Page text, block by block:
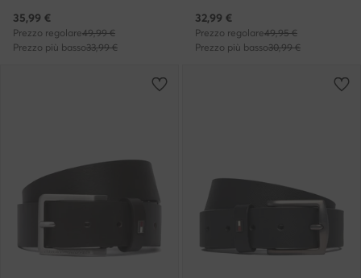
Prezzo attuale
35,99 €
Prezzo regolare49,99 €
Prezzo più basso33,99 €
Prezzo attuale
32,99 €
Prezzo regolare49,95 €
Prezzo più basso30,99 €